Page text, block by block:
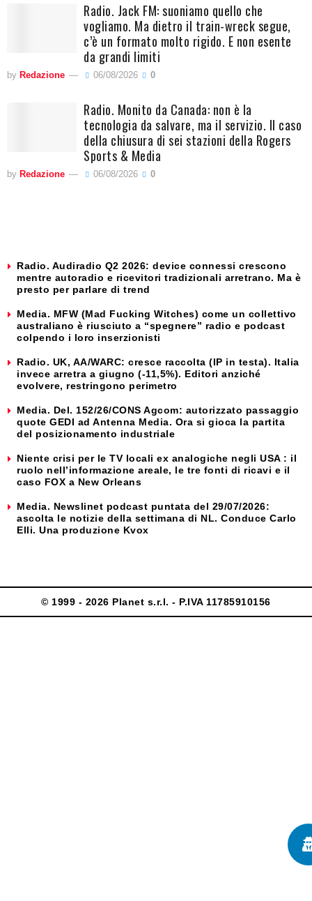
Radio. Jack FM: suoniamo quello che
vogliamo. Ma dietro il train-wreck segue,
c’è un formato molto rigido. E non esente
da grandi limiti
by Redazione 06/08/2026 0
Radio. Monito da Canada: non è la
tecnologia da salvare, ma il servizio. Il caso
della chiusura di sei stazioni della Rogers
Sports & Media
by Redazione 06/08/2026 0
Radio. Audiradio Q2 2026: device connessi crescono
mentre autoradio e ricevitori tradizionali arretrano. Ma è
presto per parlare di trend
Media. MFW (Mad Fucking Witches) come un collettivo
australiano è riusciuto a “spegnere” radio e podcast
colpendo i loro inserzionisti
Radio. UK, AA/WARC: cresce raccolta (IP in testa). Italia
invece arretra a giugno (-11,5%). Editori anziché
evolvere, restringono perimetro
Media. Del. 152/26/CONS Agcom: autorizzato passaggio
quote GEDI ad Antenna Media. Ora si gioca la partita
del posizionamento industriale
Niente crisi per le TV locali ex analogiche negli USA : il
ruolo nell’informazione areale, le tre fonti di ricavi e il
caso FOX a New Orleans
Media. Newslinet podcast puntata del 29/07/2026:
ascolta le notizie della settimana di NL. Conduce Carlo
Elli. Una produzione Kvox
© 1999 - 2026 Planet s.r.l. - P.IVA 11785910156